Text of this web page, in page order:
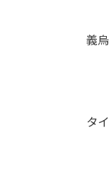
義
タ